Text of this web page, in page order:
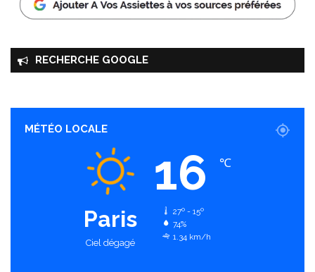
RECHERCHE GOOGLE
MÉTÉO LOCALE
Paris
Ciel dégagé
16 ℃
27º - 15º
74%
1.34 km/h